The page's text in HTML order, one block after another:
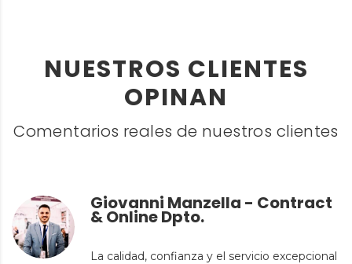
NUESTROS CLIENTES
OPINAN
Comentarios reales de nuestros clientes
Giovanni Manzella - Contract
& Online Dpto.
La calidad, confianza y el servicio excepcional